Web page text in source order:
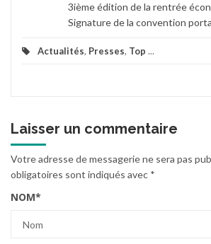
3ième édition de la rentrée
Signature de la convention
Actualités, Presses, Top ...
Laisser un commentaire
Votre adresse de messagerie ne sera pas
obligatoires sont indiqués avec *
NOM*